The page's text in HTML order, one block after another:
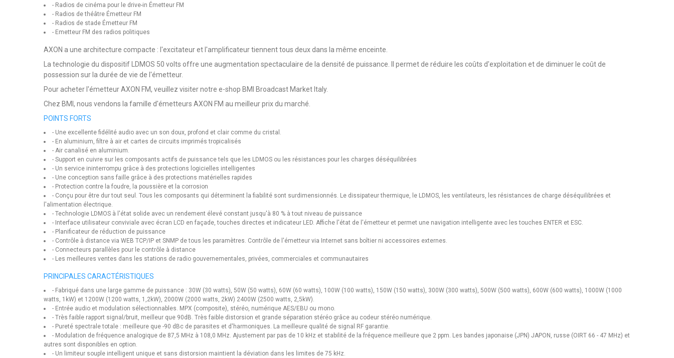
- Radios de cinéma pour le drive-in Émetteur FM
- Radios de théâtre Émetteur FM
- Radios de stade Émetteur FM
- Emetteur FM des radios politiques
AXON a une architecture compacte : l'excitateur et l'amplificateur tiennent tous deux dans la même enceinte.
La technologie du dispositif LDMOS 50 volts offre une augmentation spectaculaire de la densité de puissance. Il permet de réduire les coûts d'exploitation et de diminuer le coût de
possession sur la durée de vie de l'émetteur.
Pour acheter l'émetteur AXON FM, veuillez visiter notre e-shop BMI Broadcast Market Italy.
Chez BMI, nous vendons la famille d'émetteurs AXON FM au meilleur prix du marché.
POINTS FORTS
- Une excellente fidélité audio avec un son doux, profond et clair comme du cristal.
- En aluminium, filtre à air et cartes de circuits imprimés tropicalisés
- Air canalisé en aluminium.
- Support en cuivre sur les composants actifs de puissance tels que les LDMOS ou les résistances pour les charges déséquilibrées
- Un service ininterrompu grâce à des protections logicielles intelligentes
- Une conception sans faille grâce à des protections matérielles rapides
- Protection contre la foudre, la poussière et la corrosion
- Conçu pour être dur tout seul. Tous les composants qui déterminent la fiabilité sont surdimensionnés. Le dissipateur thermique, le LDMOS, les ventilateurs, les résistances de charge déséquilibrées et
l'alimentation électrique.
- Technologie LDMOS à l'état solide avec un rendement élevé constant jusqu'à 80 % à tout niveau de puissance
- Interface utilisateur conviviale avec écran LCD en façade, touches directes et indicateur LED. Affiche l'état de l'émetteur et permet une navigation intelligente avec les touches ENTER et ESC.
- Planificateur de réduction de puissance
- Contrôle à distance via WEB TCP/IP et SNMP de tous les paramètres. Contrôle de l'émetteur via Internet sans boîtier ni accessoires externes.
- Connecteurs parallèles pour le contrôle à distance
- Les meilleures ventes dans les stations de radio gouvernementales, privées, commerciales et communautaires
PRINCIPALES CARACTÉRISTIQUES
- Fabriqué dans une large gamme de puissance : 30W (30 watts), 50W (50 watts), 60W (60 watts), 100W (100 watts), 150W (150 watts), 300W (300 watts), 500W (500 watts), 600W (600 watts), 1000W (1000
watts, 1kW) et 1200W (1200 watts, 1,2kW), 2000W (2000 watts, 2kW) 2400W (2500 watts, 2,5kW).
- Entrée audio et modulation sélectionnables. MPX (composite), stéréo, numérique AES/EBU ou mono.
- Très faible rapport signal/bruit, meilleur que 90dB. Très faible distorsion et grande séparation stéréo grâce au codeur stéréo numérique.
- Pureté spectrale totale : meilleure que -90 dBc de parasites et d'harmoniques. La meilleure qualité de signal RF garantie.
- Modulation de fréquence analogique de 87,5 MHz à 108,0 MHz. Ajustement par pas de 10 kHz et stabilité de la fréquence meilleure que 2 ppm. Les bandes japonaise (JPN) JAPON, russe (OIRT 66 - 47 MHz) et
autres sont disponibles en option.
- Un limiteur souple intelligent unique et sans distorsion maintient la déviation dans les limites de 75 kHz.